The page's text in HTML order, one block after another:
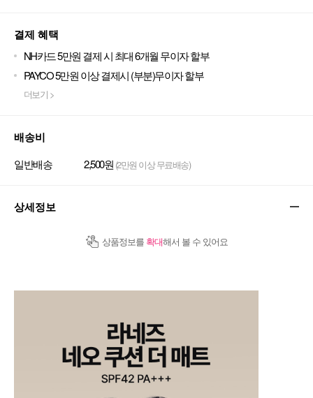
결제 혜택
NH카드 5만원 결제 시 최대 6개월 무이자 할부
PAYCO 5만원 이상 결제시 (부분)무이자 할부
더보기 >
배송비
일반배송 2,500원 (2만원 이상 무료배송)
상세정보
상품정보를 확대해서 볼 수 있어요